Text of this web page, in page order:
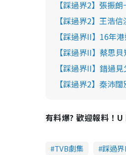
【踩過界2】張振
【踩過界2】王浩
【踩過界II】16年
【踩過界II】蔡思
【踩過界II】錯過
【踩過界2】秦沛
有料爆? 歡迎報料！
TVB劇集 踩過